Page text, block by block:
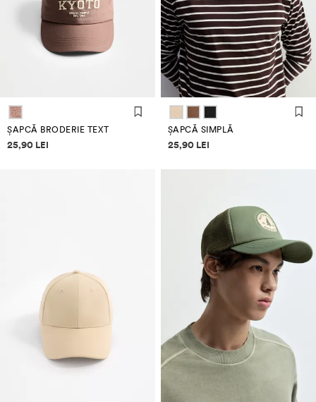
ȘAPCĂ BRODERIE TEXT
Informații despre prețuri
25,90 LEI
ȘAPCĂ SIMPLĂ
Informații despre prețuri
25,90 LEI